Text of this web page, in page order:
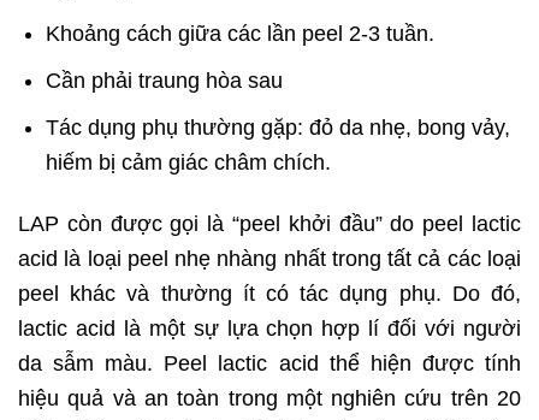
Khoảng cách giữa các lần peel 2-3 tuần.
Cần phải traung hòa sau
Tác dụng phụ thường gặp: đỏ da nhẹ, bong vảy,
hiếm bị cảm giác châm chích.
LAP còn được gọi là “peel khởi đầu” do peel lactic
acid là loại peel nhẹ nhàng nhất trong tất cả các loại
peel khác và thường ít có tác dụng phụ. Do đó,
lactic acid là một sự lựa chọn hợp lí đối với người
da sẫm màu. Peel lactic acid thể hiện được tính
hiệu quả và an toàn trong một nghiên cứu trên 20